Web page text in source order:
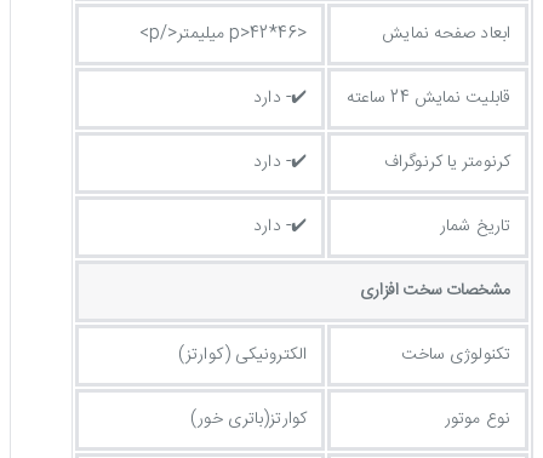
ابعاد صفحه نمایش <p>42*46 میلیمتر</p>
قابلیت نمایش 24 ساعته ✔️- دارد
کرنومتر یا کرنوگراف ✔️- دارد
تاریخ شمار ✔️- دارد
مشخصات سخت افزاری
تکنولوژی ساخت الکترونیکی (کوارتز)
نوع موتور کوارتز(باتری خور)